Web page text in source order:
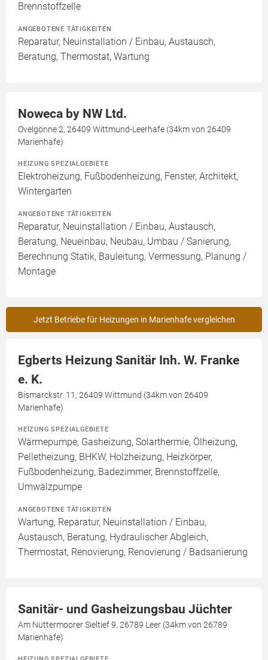
Brennstoffzelle
ANGEBOTENE TÄTIGKEITEN
Reparatur, Neuinstallation / Einbau, Austausch,
Beratung, Thermostat, Wartung
Noweca by NW Ltd.
Ovelgönne 2, 26409 Wittmund-Leerhafe (34km von 26409
Marienhafe)
HEIZUNG SPEZIALGEBIETE
Elektroheizung, Fußbodenheizung, Fenster, Architekt,
Wintergarten
ANGEBOTENE TÄTIGKEITEN
Reparatur, Neuinstallation / Einbau, Austausch,
Beratung, Neueinbau, Neubau, Umbau / Sanierung,
Berechnung Statik, Bauleitung, Vermessung, Planung /
Montage
Jetzt Betriebe für Heizungen in Marienhafe vergleichen
Egberts Heizung Sanitär Inh. W. Franke
e. K.
Bismarckstr. 11, 26409 Wittmund (34km von 26409
Marienhafe)
HEIZUNG SPEZIALGEBIETE
Wärmepumpe, Gasheizung, Solarthermie, Ölheizung,
Pelletheizung, BHKW, Holzheizung, Heizkörper,
Fußbodenheizung, Badezimmer, Brennstoffzelle,
Umwälzpumpe
ANGEBOTENE TÄTIGKEITEN
Wartung, Reparatur, Neuinstallation / Einbau,
Austausch, Beratung, Hydraulischer Abgleich,
Thermostat, Renovierung, Renovierung / Badsanierung
Sanitär- und Gasheizungsbau Jüchter
Am Nüttermoorer Sieltief 9, 26789 Leer (34km von 26789
Marienhafe)